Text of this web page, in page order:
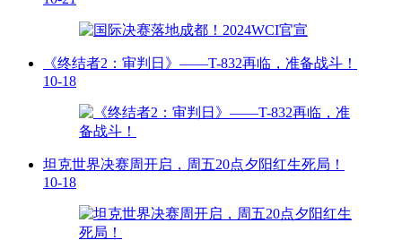
《终结者2：审判日》——T-832再临，准备战斗！
10-18
坦克世界决赛周开启，周五20点夕阳红生死局！
10-18